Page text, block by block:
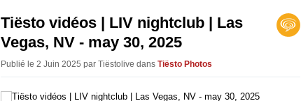
Tiësto vidéos | LIV nightclub | Las
Vegas, NV - may 30, 2025
Publié le 2 Juin 2025 par Tiëstolive dans Tiësto Photos